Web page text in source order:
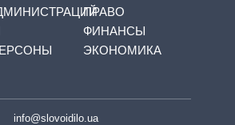
ПРАВО
ФИНАНСЫ
ЭКОНОМИКА
info@slovoidilo.ua